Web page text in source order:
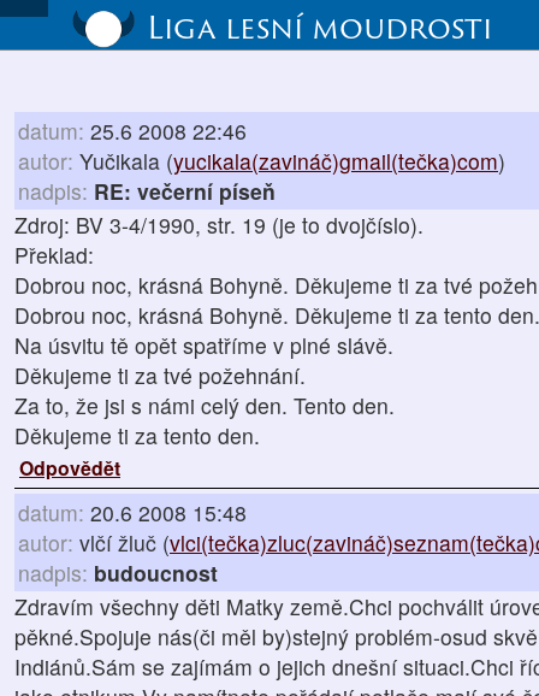
Liga lesní moudrosti
datum: 25.6 2008 22:46
autor: Yučikala (yucikala(zavináč)gmail(tečka)com)
nadpis: RE: večerní píseň
Zdroj: BV 3-4/1990, str. 19 (je to dvojčíslo).
Překlad:
Dobrou noc, krásná Bohyně. Děkujeme ti za tvé
Dobrou noc, krásná Bohyně. Děkujeme ti za tento den.
Na úsvitu tě opět spatříme v plné slávě.
Děkujeme ti za tvé požehnání.
Za to, že jsi s námi celý den. Tento den.
Děkujeme ti za tento den.
Odpovědět
datum: 20.6 2008 15:48
autor: vlčí žluč (
nadpis: budoucnost
Zdravím všechny děti Matky země.Chci pochválit
pěkné.Spojuje nás(či měl by)stejný problém-osud
Indiánů.Sám se zajímám o jejich dnešní situaci.Chci